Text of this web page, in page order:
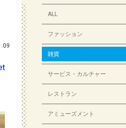
ALL
ファッション
雑貨
サービス・カルチャー
レストラン
アミューズメント